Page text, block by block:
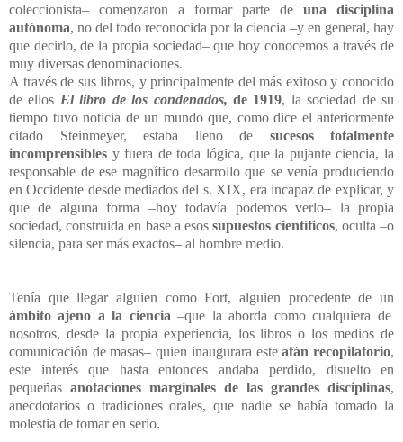
coleccionista– comenzaron a formar parte de una disciplina
autónoma, no del todo reconocida por la ciencia –y en general, hay
que decirlo, de la propia sociedad– que hoy conocemos a través de
muy diversas denominaciones.
A través de sus libros, y principalmente del más exitoso y conocido
de ellos El libro de los condenados, de 1919, la sociedad de su
tiempo tuvo noticia de un mundo que, como dice el anteriormente
citado Steinmeyer, estaba lleno de sucesos totalmente
incomprensibles y fuera de toda lógica, que la pujante ciencia, la
responsable de ese magnífico desarrollo que se venía produciendo
en Occidente desde mediados del s. XIX, era incapaz de explicar, y
que de alguna forma –hoy todavía podemos verlo– la propia
sociedad, construida en base a esossupuestos científicos, oculta –o
silencia, para ser más exactos– al hombre medio.
Tenía que llegar alguien como Fort, alguien procedente de un
ámbito ajeno a la ciencia –que la aborda como cualquiera de
nosotros, desde la propia experiencia, los libros o los medios de
comunicación de masas– quien inaugurara esteafán recopilatorio,
este interés que hasta entonces andaba perdido, disuelto en
pequeñas anotaciones marginales de las grandes disciplinas,
anecdotarios o tradiciones orales, que nadie se había tomado la
molestia de tomar en serio.